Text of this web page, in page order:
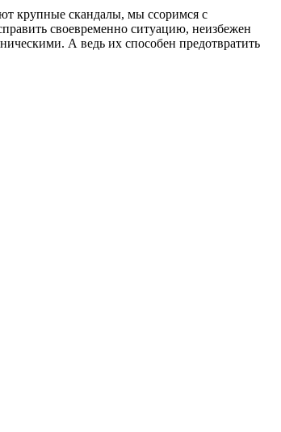
крупные скандалы, мы ссоримся с
своевременно ситуацию, неизбежен
А ведь их способен предотвратить